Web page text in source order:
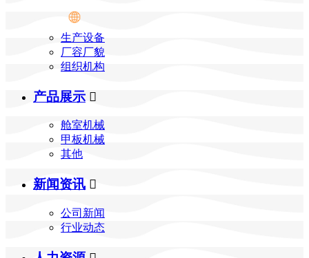
生产设备
厂容厂貌
组织机构
产品展示 
舱室机械
甲板机械
其他
新闻资讯 
公司新闻
行业动态